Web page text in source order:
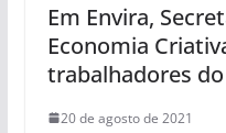
Em Envira,
Economia
trabalhadores
20 de agosto de 2021